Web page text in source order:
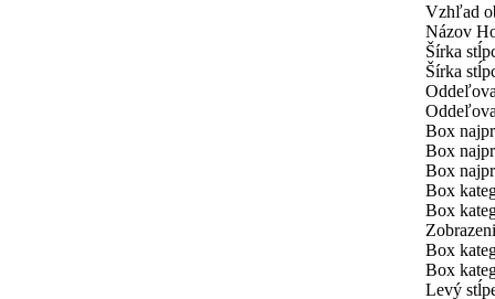
Vzhľad
Názov
Šírka
Šírka
Box
Box
Box
Box
Box
Box
Box
Levý